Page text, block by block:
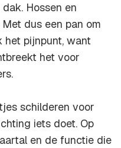
Hossen en
dus een pan om
het pijnpunt, want
het voor
schilderen voor
iets doet. Op
en de functie die